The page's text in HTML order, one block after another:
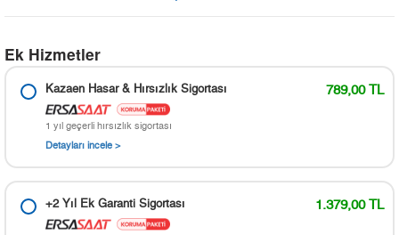
Ek Hizmetler
Kazaen Hasar & Hırsızlık Sigortası 789,00 TL
1 yıl geçerli hırsızlık sigortası
Detayları incele >
+2 Yıl Ek Garanti Sigortası 1.379,00 TL